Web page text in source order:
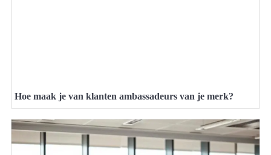
Hoe maak je van klanten ambassadeurs van je merk?